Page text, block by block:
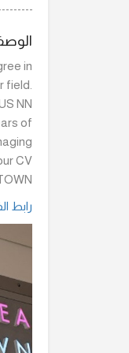
in
field.
NN
of
CV
رابط